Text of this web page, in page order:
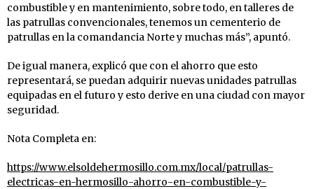
combustible y en mantenimiento, sobre todo, en talleres de
las patrullas convencionales, tenemos un cementerio de
patrullas en la comandancia Norte y muchas más”, apuntó.
De igual manera, explicó que con el ahorro que esto
representará, se puedan adquirir nuevas unidades patrullas
equipadas en el futuro y esto derive en una ciudad con mayor
seguridad.
Nota Completa en:
https://www.elsoldehermosillo.com.mx/local/patrullas-
electricas-en-hermosillo-ahorro-en-combustible-y-